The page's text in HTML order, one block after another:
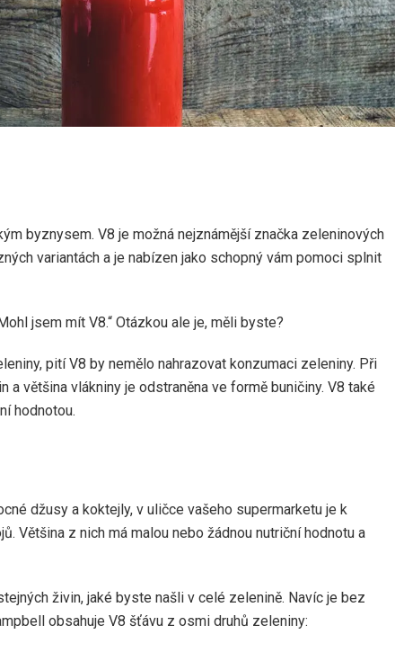
byznysem. V8 je možná nejznámější značka zeleninových
variantách a je nabízen jako schopný vám pomoci splnit
jsem mít V8.“ Otázkou ale je, měli byste?
pití V8 by nemělo nahrazovat konzumaci zeleniny. Při
většina vlákniny je odstraněna ve formě buničiny. V8 také
hodnotou.
džusy a koktejly, v uličce vašeho supermarketu je k
Většina z nich má malou nebo žádnou nutriční hodnotu a
živin, jaké byste našli v celé zelenině. Navíc je bez
obsahuje V8 šťávu z osmi druhů zeleniny: